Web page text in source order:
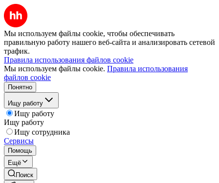
Мы используем файлы cookie, чтобы обеспечивать
правильную работу нашего веб-сайта и анализировать сетевой
трафик.
Правила использования файлов cookie
Мы используем файлы cookie. Правила использования
файлов cookie
Понятно
Ищу работу
Ищу работу
Ищу работу
Ищу сотрудника
Сервисы
Помощь
Ещё
Поиск